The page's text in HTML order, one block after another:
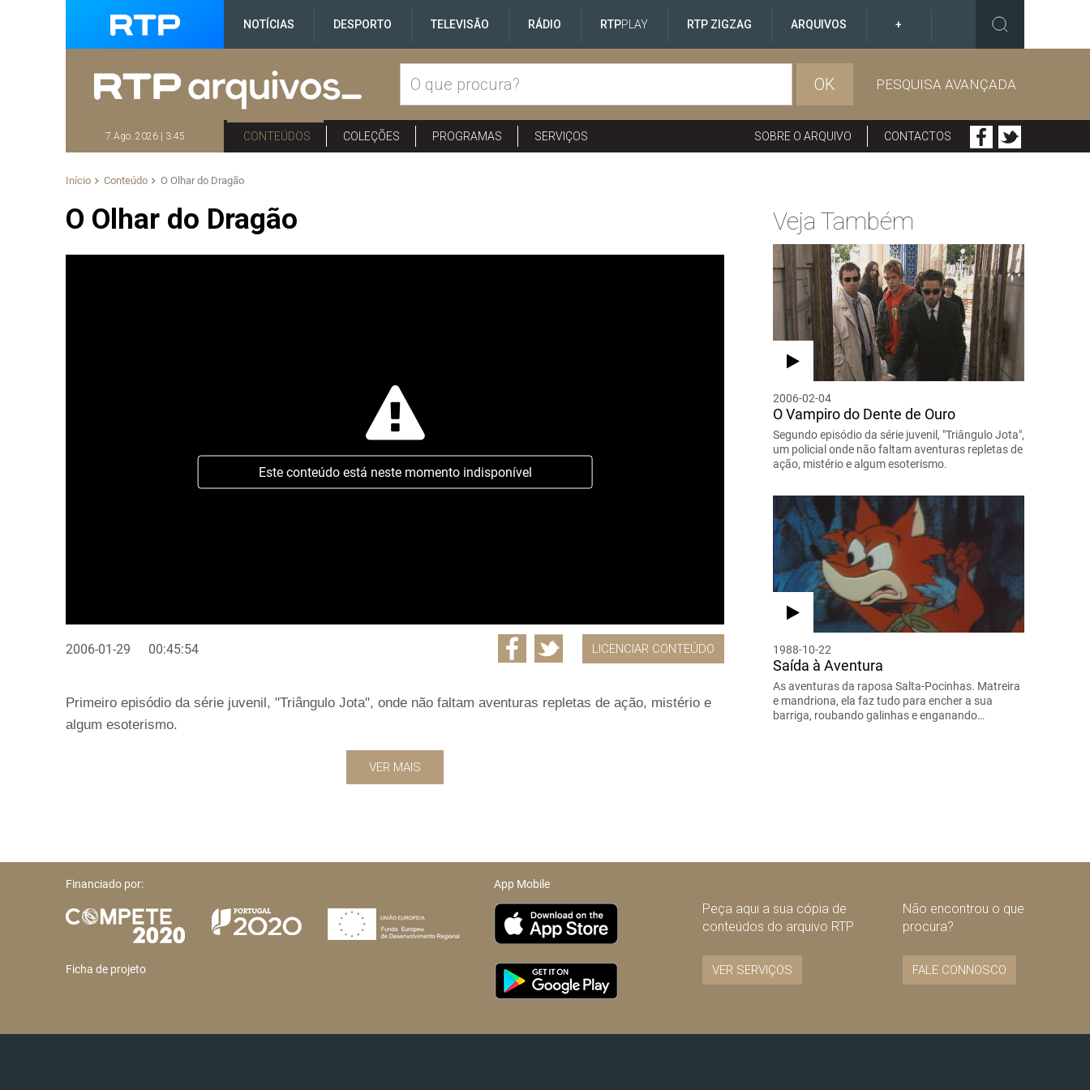
NOTÍCIAS DESPORTO TELEVISÃO RÁDIO RTPPLAY RTP ZIGZAG ARQUIVOS +
OK PESQUISA AVANÇADA
7 Ago. 2026 | 3:45 CONTEÚDOS COLEÇÕES PROGRAMAS SERVIÇOS SOBRE O ARQUIVO CONTACTOS
Início Conteúdo O Olhar do Dragão
O Olhar do Dragão
Este conteúdo está neste momento indisponível
2006-01-29 00:45:54 LICENCIAR CONTEÚDO
Primeiro episódio da série juvenil, "Triângulo Jota", onde não faltam aventuras repletas de ação, mistério e
algum esoterismo.
VER MAIS
Veja Também
2006-02-04
O Vampiro do Dente de Ouro
Segundo episódio da série juvenil, "Triângulo Jota",
um policial onde não faltam aventuras repletas de
ação, mistério e algum esoterismo.
1988-10-22
Saída à Aventura
As aventuras da raposa Salta-Pocinhas. Matreira
e mandriona, ela faz tudo para encher a sua
barriga, roubando galinhas e enganando…
Financiado por:
Ficha de projeto
App Mobile
Peça aqui a sua cópia de
conteúdos do arquivo RTP
VER SERVIÇOS
Não encontrou o que
procura?
FALE CONNOSCO